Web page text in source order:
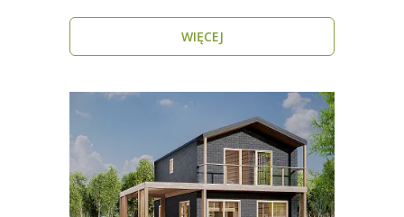
WIĘCEJ